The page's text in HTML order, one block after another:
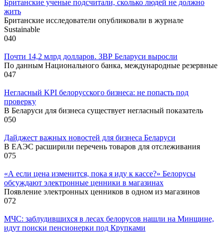
Британские ученые подсчитали, сколько людей не должно
жить
Британские исследователи опубликовали в журнале
Sustainable
040
Почти 14,2 млрд долларов. ЗВР Беларуси выросли
По данным Национального банка, международные резервные
047
Негласный KPI белорусского бизнеса: не попасть под
проверку
В Беларуси для бизнеса существует негласный показатель
050
Дайджест важных новостей для бизнеса Беларуси
В ЕАЭС расширили перечень товаров для отслеживания
075
«А если цена изменится, пока я иду к кассе?» Белорусы
обсуждают электронные ценники в магазинах
Появление электронных ценников в одном из магазинов
072
МЧС: заблудившихся в лесах белорусов нашли на Минщине,
идут поиски пенсионерки под Крупками